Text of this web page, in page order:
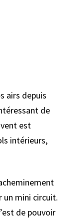
airs depuis
de
est
intérieurs,
un mini circuit.
de pouvoir